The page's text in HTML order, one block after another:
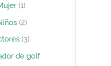
1
2
3
de golf